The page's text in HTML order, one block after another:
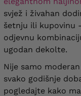
svjež i živahan
šetnju ili kupovinu
odjevnu
ugodan dekolte.
Nije samo
svako godišnje
pogledajte kako